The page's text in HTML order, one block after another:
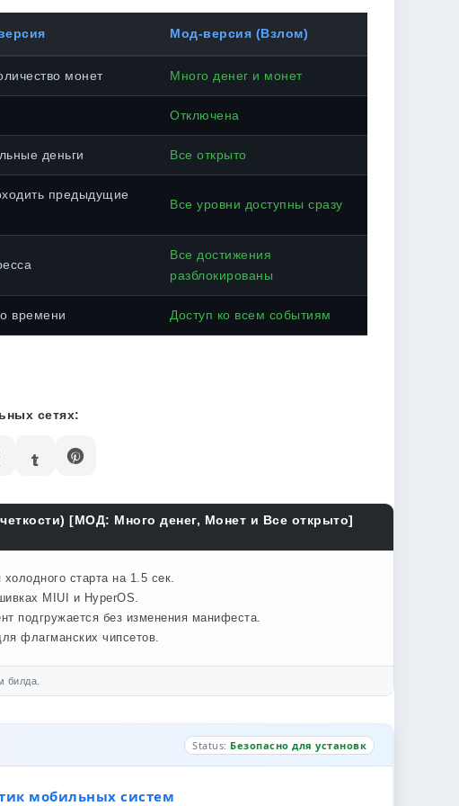
Мод-версия (Взлом)
монет Много денег и монет
Отключена
деньги Все открыто
предыдущие
Все уровни доступны сразу
Все достижения
разблокированы
времени Доступ ко всем событиям
сетях:
[МОД: Много денег, Монет и Все открыто]
старта на 1.5 сек.
MIUI и HyperOS.
подгружается без изменения манифеста.
флагманских чипсетов.
билда.
Status: Безопасно для установк
мобильных систем